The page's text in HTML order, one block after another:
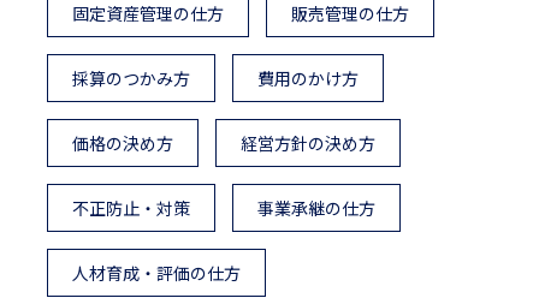
固定資産管理の仕方 販売管理の仕方
採算のつかみ方 費用のかけ方
価格の決め方 経営方針の決め方
不正防止・対策 事業承継の仕方
人材育成・評価の仕方